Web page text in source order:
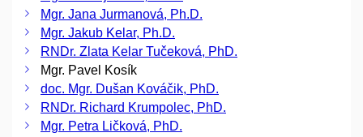
Mgr. Jana Jurmanová, Ph.D.
Mgr. Jakub Kelar, Ph.D.
RNDr. Zlata Kelar Tučeková, PhD.
Mgr. Pavel Kosík
doc. Mgr. Dušan Kováčik, PhD.
RNDr. Richard Krumpolec, PhD.
Mgr. Petra Ličková, PhD.